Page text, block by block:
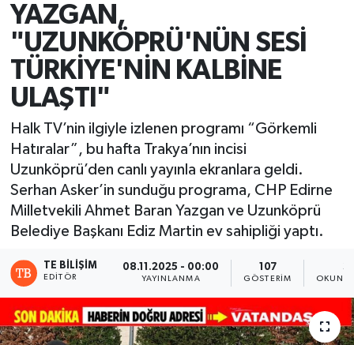
YAZGAN,
"UZUNKÖPRÜ'NÜN SESİ
TÜRKİYE'NİN KALBİNE
ULAŞTI"
Halk TV’nin ilgiyle izlenen programı “Görkemli
Hatıralar”, bu hafta Trakya’nın incisi
Uzunköprü’den canlı yayınla ekranlara geldi.
Serhan Asker’in sunduğu programa, CHP Edirne
Milletvekili Ahmet Baran Yazgan ve Uzunköprü
Belediye Başkanı Ediz Martin ev sahipliği yaptı.
TE BILIŞIM
EDITÖR
08.11.2025 - 00:00
YAYINLANMA
107
GÖSTERIM
3
SİYASET
SAĞLIK
Tüm Manşetler
Son Dakika Haberleri
Haber Arşivi